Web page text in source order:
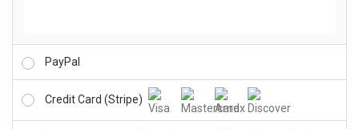
PayPal
Credit Card (Stripe)